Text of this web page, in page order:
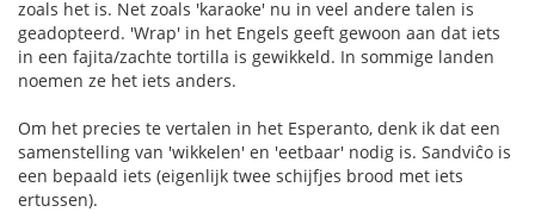
zoals het is. Net zoals 'karaoke' nu in veel andere talen is
geadopteerd. 'Wrap' in het Engels geeft gewoon aan dat iets
in een fajita/zachte tortilla is gewikkeld. In sommige landen
noemen ze het iets anders.
Om het precies te vertalen in het Esperanto, denk ik dat een
samenstelling van 'wikkelen' en 'eetbaar' nodig is. Sandviĉo is
een bepaald iets (eigenlijk twee schijfjes brood met iets
ertussen).